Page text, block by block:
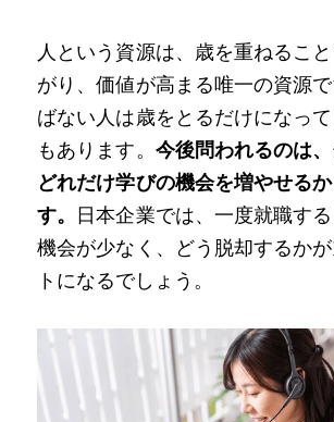
人という資源は、歳を重ねるこ
がり、価値が高まる唯一の資源
ばない人は歳をとるだけになっ
もあります。 今後問われるのは
どれだけ学びの機会を増やせる
す。 日本企業では、一度就職す
機会が少なく、どう脱却するか
トになるでしょう。